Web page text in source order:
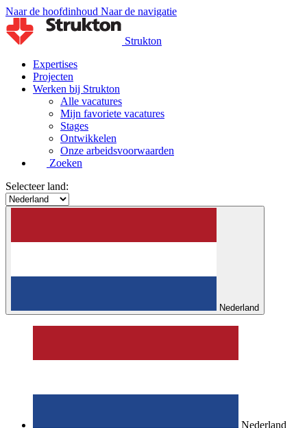
Naar de hoofdinhoud Naar de navigatie
Strukton
Expertises
Projecten
Werken bij Strukton
Alle vacatures
Mijn favoriete vacatures
Stages
Ontwikkelen
Onze arbeidsvoorwaarden
Zoeken
Selecteer land:
Nederland
Nederland